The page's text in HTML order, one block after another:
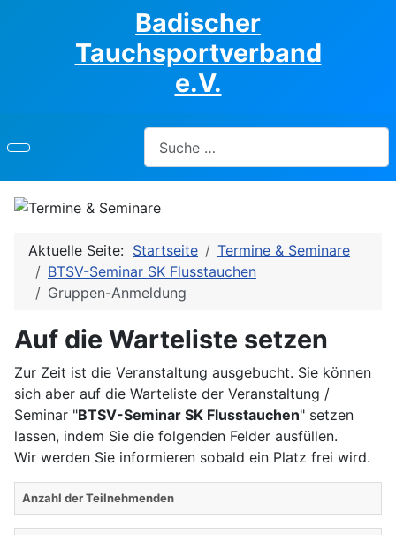
Badischer
Tauchsportverband
e.V.
Aktuelle Seite: Startseite
Termine & Seminare
BTSV-Seminar SK Flusstauchen
Gruppen-Anmeldung
Auf die Warteliste setzen
Zur Zeit ist die Veranstaltung ausgebucht. Sie können
sich aber auf die Warteliste der Veranstaltung /
Seminar "BTSV-Seminar SK Flusstauchen" setzen
lassen, indem Sie die folgenden Felder ausfüllen.
Wir werden Sie informieren sobald ein Platz frei wird.
Anzahl der Teilnehmenden